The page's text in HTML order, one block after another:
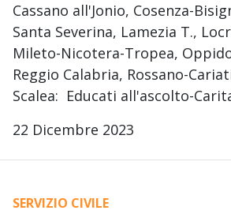
Cassano all'Jonio, Cosenza-
Santa Severina, Lamezia T.,
Mileto-Nicotera-Tropea,
Reggio Calabria, Rossano-
Scalea: Educati all'ascolto-
22 Dicembre 2023
SERVIZIO CIVILE